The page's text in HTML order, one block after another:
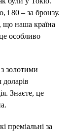
і 80 – за бронзу.
що наша країна
особливо
золотими
Знаєте, це
преміальні за